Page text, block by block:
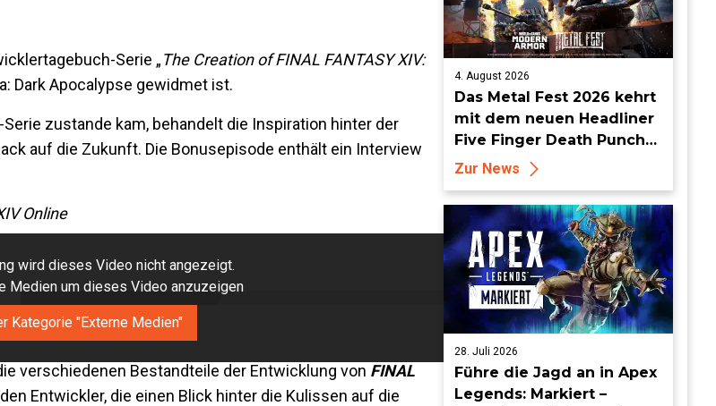
Serie „The Creation of FINAL FANTASY XIV:
Dark Apocalypse gewidmet ist.
zustande kam, behandelt die Inspiration hinter der
auf die Zukunft. Die Bonusepisode enthält ein Interview
Online
wird dieses Video nicht angezeigt.
Medien um dieses Video anzuzeigen
Kategorie "Externe Medien"
verschiedenen Bestandteile der Entwicklung von FINAL
Entwickler, die einen Blick hinter die Kulissen auf die
4. August 2026
Das Metal Fest 2026 kehrt
mit dem neuen Headliner
Five Finger Death Punch
zu World of Tanks Modern
Armor zurück
Zur News
28. Juli 2026
Führe die Jagd an in Apex
Legends: Markiert –